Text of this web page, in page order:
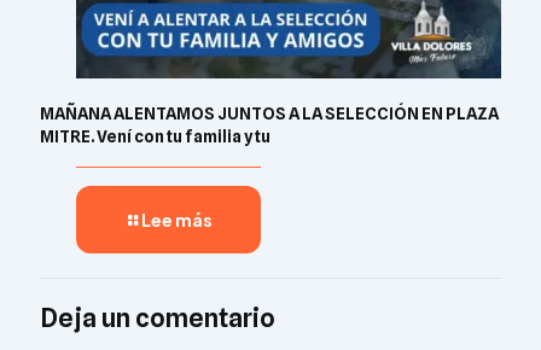
MAÑANA ALENTAMOS JUNTOS A LA SELECCIÓN EN PLAZA
MITRE. Vení con tu familia y tu
Lee más
Deja un comentario